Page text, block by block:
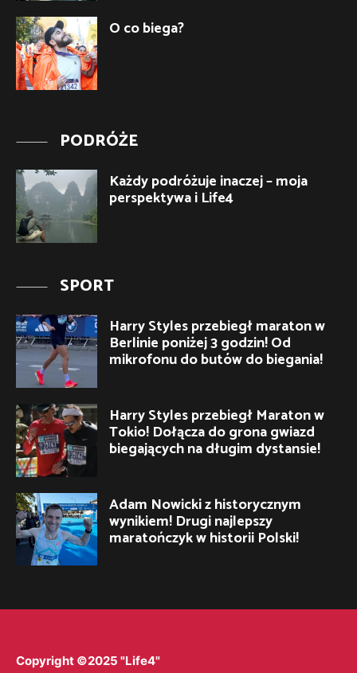
O co biega?
PODRÓŻE
Każdy podróżuje inaczej – moja
perspektywa i Life4
SPORT
Harry Styles przebiegł maraton w
Berlinie poniżej 3 godzin! Od
mikrofonu do butów do biegania!
Harry Styles przebiegł Maraton w
Tokio! Dołącza do grona gwiazd
biegających na długim dystansie!
Adam Nowicki z historycznym
wynikiem! Drugi najlepszy
maratończyk w historii Polski!
Copyright ©2025 "Life4"